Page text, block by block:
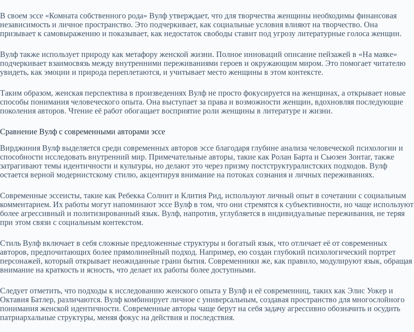
В своем эссе «Комната собственного рода» Вулф утверждает, что для творчества женщины необходимы финансовая
независимость и личное пространство. Это подчеркивает, как социальные условия влияют на творчество. Она
призывает к самовыражению и показывает, как недостаток свободы ставит под угрозу литературные голоса женщин.
Вулф также использует природу как метафору женской жизни. Полное инноваций описание пейзажей в «На маяке»
подчеркивает взаимосвязь между внутренними переживаниями героев и окружающим миром. Это помогает читателю
увидеть, как эмоции и природа переплетаются, и учитывает место женщины в этом контексте.
Таким образом, женская перспектива в произведениях Вулф не просто фокусируется на женщинах, а открывает новые
способы понимания человеческого опыта. Она выступает за права и возможности женщин, вдохновляя последующие
поколения авторов. Чтение её работ обогащает восприятие роли женщины в литературе и жизни.
Сравнение Вулф с современными авторами эссе
Вирджиния Вулф выделяется среди современных авторов эссе благодаря глубине анализа человеческой психологии и
способности исследовать внутренний мир. Примечательные авторы, такие как Ролан Барта и Сьюзен Зонтаг, также
затрагивают темы идентичности и культуры, но делают это через призму постструктуралистских подходов. Вулф
остается верной модернистскому стилю, акцентируя внимание на потоках сознания и личных переживаниях.
Современные эссеисты, такие как Ребекка Солнит и Клития Рид, используют личный опыт в сочетании с социальным
комментарием. Их работы могут напоминают эссе Вулф в том, что они стремятся к субъективности, но чаще используют
более агрессивный и политизированный язык. Вулф, напротив, углубляется в индивидуальные переживания, не теряя
при этом связи с социальным контекстом.
Стиль Вулф включает в себя сложные предложенные структуры и богатый язык, что отличает её от современных
авторов, предпочитающих более прямолинейный подход. Например, ею создан глубокий психологический портрет
персонажей, который открывает неожиданные грани бытия. Современники же, как правило, модулируют язык, обращая
внимание на краткость и ясность, что делает их работы более доступными.
Следует отметить, что подходы к исследованию женского опыта у Вулф и её современниц, таких как Элис Уокер и
Октавия Батлер, различаются. Вулф комбинирует личное с универсальным, создавая пространство для многослойного
понимания женской идентичности. Современные авторы чаще берут на себя задачу агрессивно обозначить и осудить
патриархальные структуры, меняя фокус на действия и последствия.